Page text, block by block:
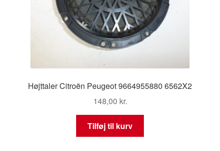
Højttaler Citroën Peugeot 9664955880 6562X2
148,00 kr.
Tilføj til kurv